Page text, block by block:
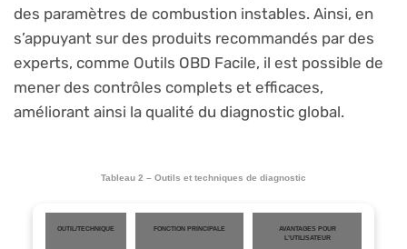
des paramètres de combustion instables. Ainsi, en
s’appuyant sur des produits recommandés par des
experts, comme Outils OBD Facile, il est possible de
mener des contrôles complets et efficaces,
améliorant ainsi la qualité du diagnostic global.
Tableau 2 – Outils et techniques de diagnostic
OUTIL/TECHNIQUE FONCTION PRINCIPALE
AVANTAGES POUR
L’UTILISATEUR